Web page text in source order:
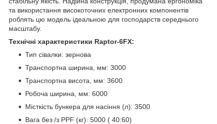
та використання високоточних електронних компонентів
роблять цю модель ідеальною для господарств середнього
масштабу.
Технічні характеристики Raptor-6FX:
Тип сівалки: зернова
Транспортна ширина, мм: 3000
Транспортна висота, мм: 3600
Робоча ширина, мм: 6000
Місткість бункера для насіння (л): 3500
Вага без /з PPF (кг): 5000 ( 40:60)